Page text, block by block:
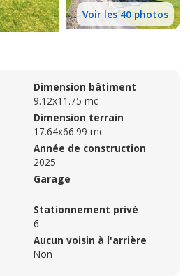
Voir les 40 photos
Dimension bâtiment
9.12x11.75 mc
Dimension terrain
17.64x66.99 mc
Année de construction
2025
Garage
--
Stationnement privé
6
Aucun voisin à l'arrière
Non